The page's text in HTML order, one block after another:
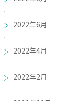
2022年6月
2022年4月
2022年2月